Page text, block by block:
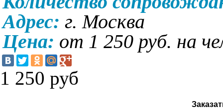
Адрес: г. Москва
Цена: от 1 250 руб. на
1 250 руб